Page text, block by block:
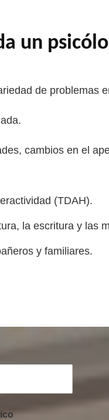
un
de problemas
cambios en el
(TDAH).
la escritura y las
y familiares.